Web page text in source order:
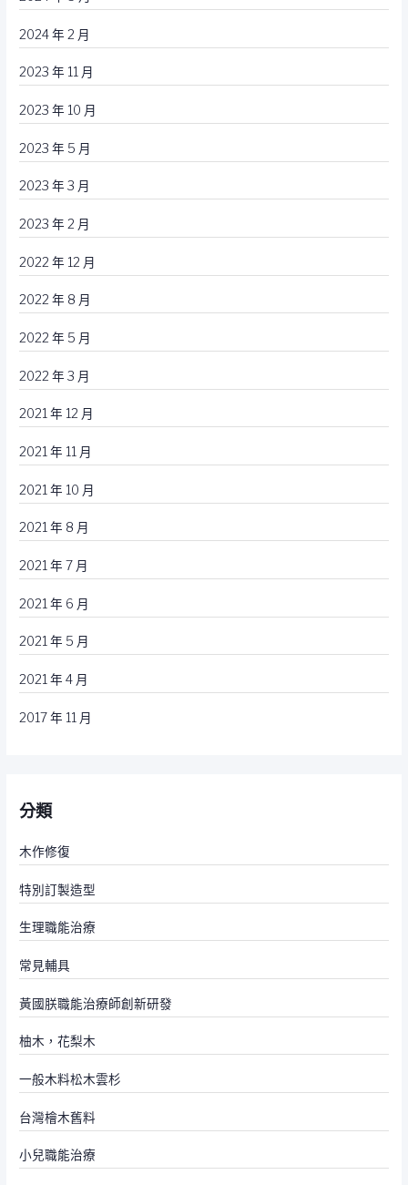
2024 年 2 月
2023 年 11 月
2023 年 10 月
2023 年 5 月
2023 年 3 月
2023 年 2 月
2022 年 12 月
2022 年 8 月
2022 年 5 月
2022 年 3 月
2021 年 12 月
2021 年 11 月
2021 年 10 月
2021 年 8 月
2021 年 7 月
2021 年 6 月
2021 年 5 月
2021 年 4 月
2017 年 11 月
分類
木作修復
特別訂製造型
生理職能治療
常見輔具
黃國朕職能治療師創新研發
柚木，花梨木
一般木料松木雲杉
台灣檜木舊料
小兒職能治療